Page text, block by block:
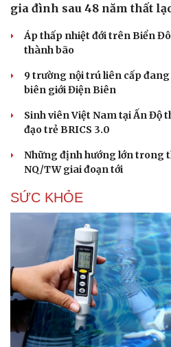
Tư vấn
Săn Tour
check-in
gia đình sau 48 năm thất
Áp thấp nhiệt đới trên Biển
thành bão
9 trường nội trú liên cấp
biên giới Điện Biên
Sinh viên Việt Nam tại Ấn Độ
đạo trẻ BRICS 3.0
Những định hướng lớn trong
NQ/TW giai đoạn tới
SỨC KHỎE